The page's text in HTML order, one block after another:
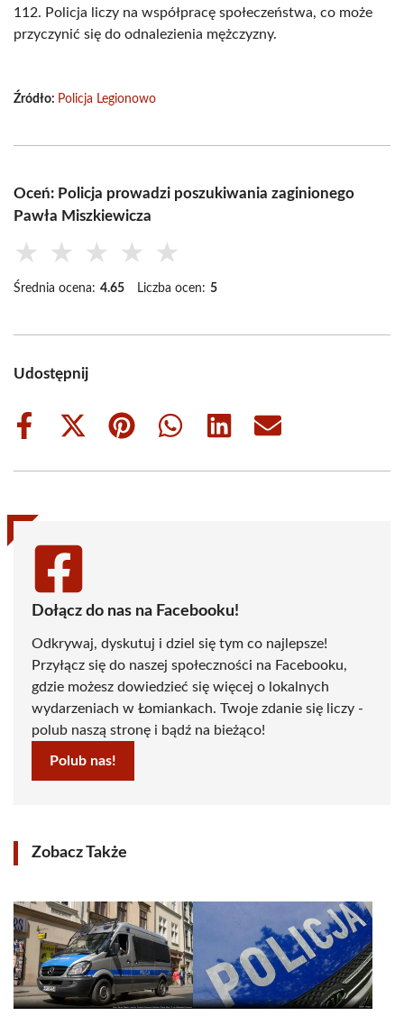
112. Policja liczy na współpracę społeczeństwa, co może
przyczynić się do odnalezienia mężczyzny.
Źródło: Policja Legionowo
Oceń: Policja prowadzi poszukiwania zaginionego
Pawła Miszkiewicza
★ ★ ★ ★ ★
Średnia ocena: 4.65 Liczba ocen: 5
Udostępnij
Share
Share
(Twitter)
Share
Share
Share
Share
Dołącz do nas na Facebooku!
Odkrywaj, dyskutuj i dziel się tym co najlepsze!
Przyłącz się do naszej społeczności na Facebooku,
gdzie możesz dowiedzieć się więcej o lokalnych
wydarzeniach w Łomiankach. Twoje zdanie się liczy -
polub naszą stronę i bądź na bieżąco!
Polub nas!
Zobacz Także